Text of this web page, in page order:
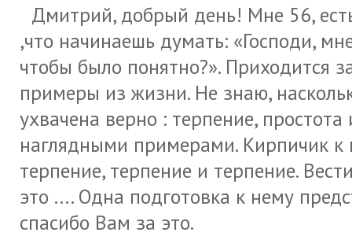
Дмитрий, добрый день! Мне 56,
,что начинаешь думать: «Господи,
чтобы было понятно?». Приходится
примеры из жизни. Не знаю,
ухвачена верно : терпение,
наглядными примерами. Кирпичик к
терпение, терпение и терпение.
это .... Одна подготовка к нему
спасибо Вам за это.